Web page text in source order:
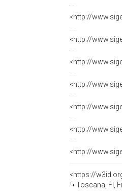
<https://
Toscana, FI,